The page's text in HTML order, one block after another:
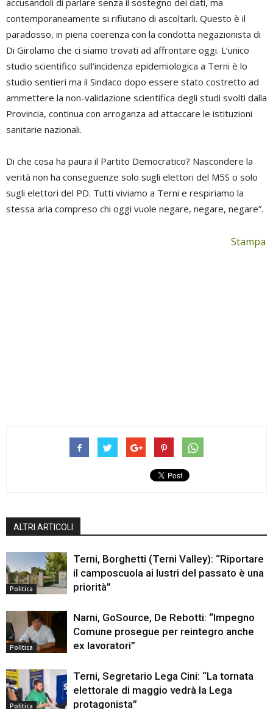
accusandoli di parlare senza il sostegno dei dati, ma
contemporaneamente si rifiutano di ascoltarli. Questo è il
paradosso, in piena coerenza con la condotta negazionista di
Di Girolamo che ci siamo trovati ad affrontare oggi. L’unico
studio scientifico sull’incidenza epidemiologica a Terni è lo
studio sentieri ma il Sindaco dopo essere stato costretto ad
ammettere la non-validazione scientifica degli studi svolti dalla
Provincia, continua con arroganza ad attaccare le istituzioni
sanitarie nazionali.
Di che cosa ha paura il Partito Democratico? Nascondere la
verità non ha conseguenze solo sugli elettori del M5S o solo
sugli elettori del PD. Tutti viviamo a Terni e respiriamo la
stessa aria compreso chi oggi vuole negare, negare, negare”.
Stampa
ALTRI ARTICOLI
Politica
Terni, Borghetti (Terni Valley): “Riportare
il camposcuola ai lustri del passato è una
priorità”
Politica
Narni, GoSource, De Rebotti: “Impegno
Comune prosegue per reintegro anche
ex lavoratori”
Politica
Terni, Segretario Lega Cini: “La tornata
elettorale di maggio vedrà la Lega
protagonista”